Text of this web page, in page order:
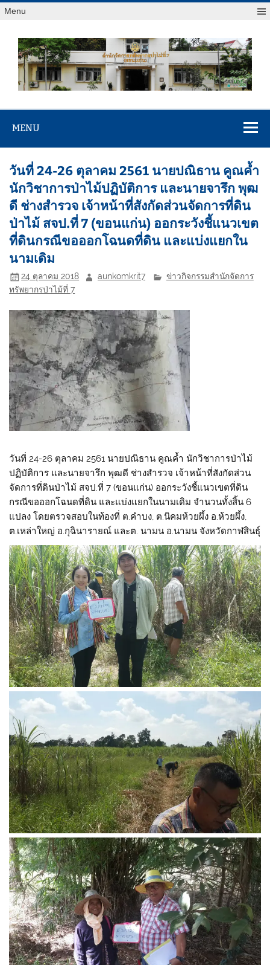
Menu
สจป.ที่ 7
(ขอนแก่น)
MENU
วันที่ 24-26 ตุลาคม 2561 นายปณิธาน คูณค้ำ
นักวิชาการป่าไม้ปฏิบัติการ และนายจารึก พุฒ
ดี ช่างสำรวจ เจ้าหน้าที่สังกัดส่วนจัดการที่ดิน
ป่าไม้ สจป.ที่ 7 (ขอนแก่น) ออกระวังชี้แนวเขต
ที่ดินกรณีขอออกโฉนดที่ดิน และแบ่งแยกใน
นามเดิม
24 ตุลาคม 2018 aunkomkrit7
ข่าวกิจกรรมสำนักจัดการ
ทรัพยากรป่าไม้ที่ 7
วันที่ 24-26 ตุลาคม 2561 นายปณิธาน คูณค้ำ นักวิชาการป่าไม้
ปฏิบัติการ และนายจารึก พุฒดี ช่างสำรวจ เจ้าหน้าที่สังกัดส่วน
จัดการที่ดินป่าไม้ สจป.ที่ 7 (ขอนแก่น) ออกระวังชี้แนวเขตที่ดิน
กรณีขอออกโฉนดที่ดิน และแบ่งแยกในนามเดิม จำนวนทั้งสิ้น 6
แปลง โดยตรวจสอบในท้องที่ ต.คำบง, ต.นิคมห้วยผึ้ง อ.ห้วยผึ้ง,
ต.เหล่าใหญ่ อ.กุฉินารายณ์ และต. นามน อ.นามน จังหวัดกาฬสินธ์ุ